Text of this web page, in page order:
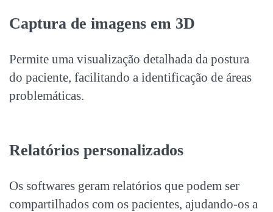
Captura de imagens em 3D
Permite uma visualização detalhada da postura
do paciente, facilitando a identificação de áreas
problemáticas.
Relatórios personalizados
Os softwares geram relatórios que podem ser
compartilhados com os pacientes, ajudando-os a